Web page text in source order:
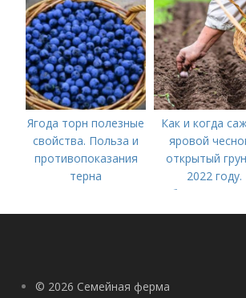
Ягода торн полезные
свойства. Польза и
противопоказания
терна
Как и когда
яровой
открытый
2022 году.
Добавление
новую
© 2026 Семейная ферма